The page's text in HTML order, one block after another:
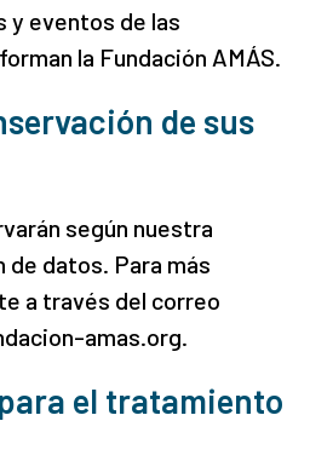
y eventos de las
la Fundación AMÁS.
de sus
según nuestra
datos. Para más
a través del correo
amas.org.
el tratamiento